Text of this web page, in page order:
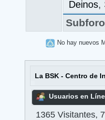
Deinos,
No hay nuevos
La BSK - Centro de
Usuarios en
1365 Visitantes,